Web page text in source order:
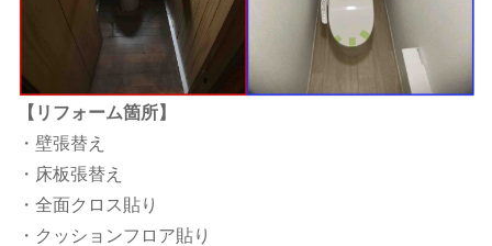
【リフォーム箇所】
・壁張替え
・床板張替え
・全面クロス貼り
・クッションフロア貼り